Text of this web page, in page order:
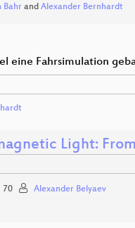
Bahr and Alexander Bernhardt
eine Fahrsimulation
Light:
70 Alexander Belyaev